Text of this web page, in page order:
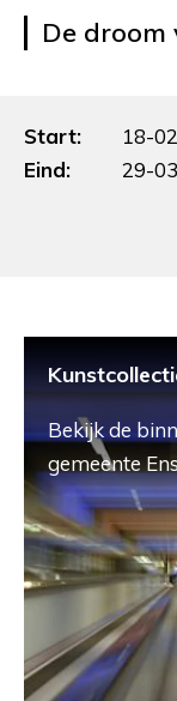
De droom
Start:
18-
Eind:
29-
Bekijk de
gemeente